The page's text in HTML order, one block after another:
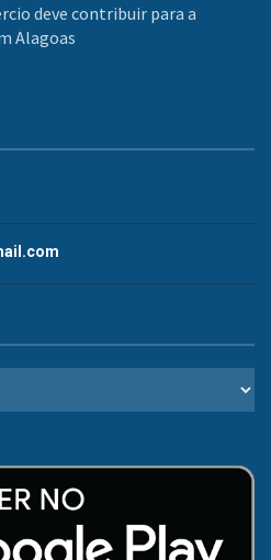
deve contribuir para a
Alagoas